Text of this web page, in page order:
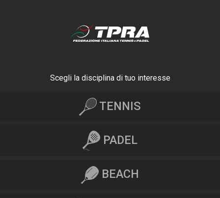
Scegli la disciplina di tuo interesse
TENNIS
PADEL
BEACH